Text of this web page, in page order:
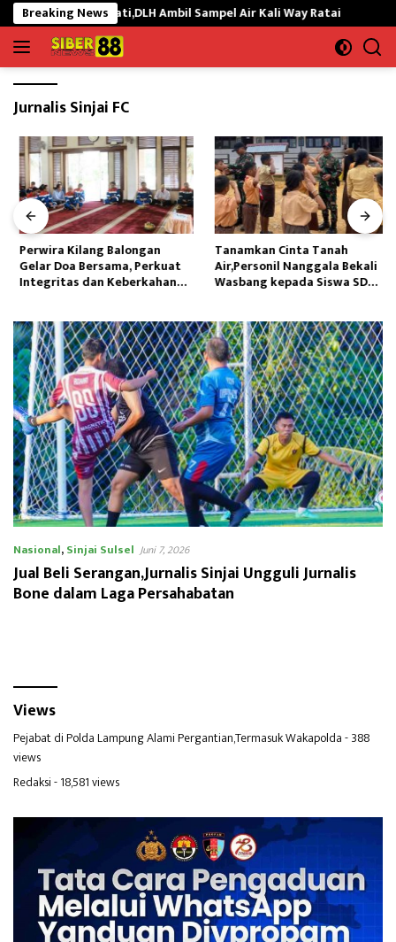
Langsung
ke
konten
Breaking News
Ikan Mati,DLH Ambil Sampel Air Kali Way Ratai
Jurnalis Sinjai FC
Perwira Kilang Balongan
Gelar Doa Bersama, Perkuat
Integritas dan Keberkahan
Tanamkan Cinta Tanah
Air,Personil Nanggala Bekali
Wasbang kepada Siswa SD
Nasional,Sinjai Sulsel Juni 7, 2026
Jual Beli Serangan,Jurnalis Sinjai Ungguli Jurnalis
Bone dalam Laga Persahabatan
Views
Pejabat di Polda Lampung Alami Pergantian,Termasuk Wakapolda- 388
views
Redaksi- 18,581 views